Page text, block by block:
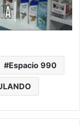
Espacio 990